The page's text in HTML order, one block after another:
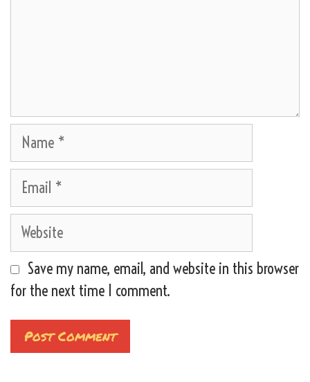
Name
Email
Website
Save my name, email, and website in this browser
for the next time I comment.